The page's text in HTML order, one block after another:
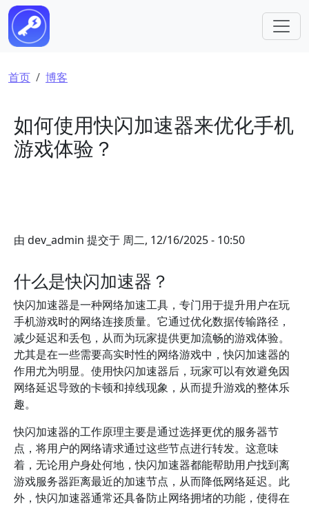
跳转到主要内容
面包屑
首页 博客
如何使用快闪加速器来优化手机
游戏体验？
由 dev_admin 提交于 周二, 12/16/2025 - 10:50
什么是快闪加速器？
快闪加速器是一种网络加速工具，专门用于提升用户在玩
手机游戏时的网络连接质量。它通过优化数据传输路径，
减少延迟和丢包，从而为玩家提供更加流畅的游戏体验。
尤其是在一些需要高实时性的网络游戏中，快闪加速器的
作用尤为明显。使用快闪加速器后，玩家可以有效避免因
网络延迟导致的卡顿和掉线现象，从而提升游戏的整体乐
趣。
快闪加速器的工作原理主要是通过选择更优的服务器节
点，将用户的网络请求通过这些节点进行转发。这意味
着，无论用户身处何地，快闪加速器都能帮助用户找到离
游戏服务器距离最近的加速节点，从而降低网络延迟。此
外，快闪加速器通常还具备防止网络拥堵的功能，使得在